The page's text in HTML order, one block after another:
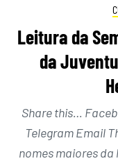
Leitura da
da
Share this…
Telegram Email
nomes maiores da